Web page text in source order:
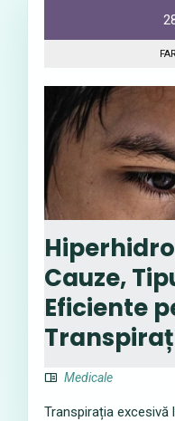
Cauze,
Eficiente
Medicale
Transpirația